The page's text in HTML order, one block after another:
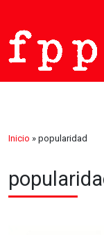
Inicio » popularidad